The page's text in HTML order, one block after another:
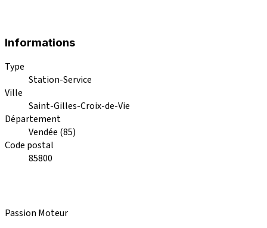
Informations
Type
Station-Service
Ville
Saint-Gilles-Croix-de-Vie
Département
Vendée (85)
Code postal
85800
Passion Moteur